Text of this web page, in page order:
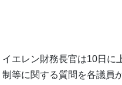
イエレン財務長官は10日に
制等に関する質問を各議員